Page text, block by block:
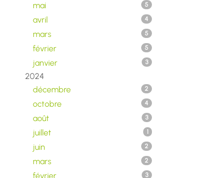
mai 5
avril 4
mars 5
février 5
janvier 3
2024
décembre
2
octobre 4
août 3
juillet 1
juin 2
mars 2
février 3